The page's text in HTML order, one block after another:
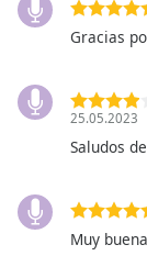
dialog
Escape
will
the
window.
Gracias
25.05.2023
Saludos
Muy